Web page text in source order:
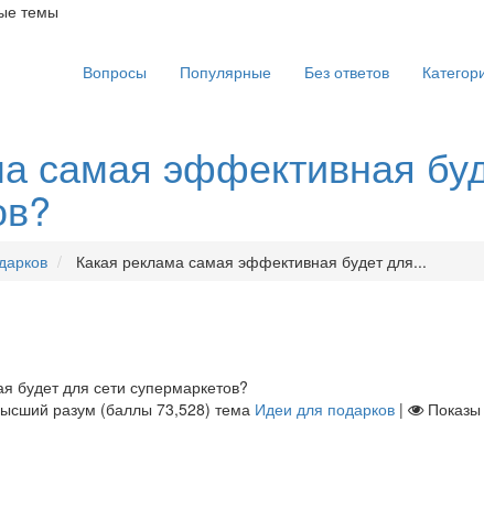
темы
Вопросы Популярные Без ответов
самая эффективная
Какая реклама самая эффективная будет для...
будет для сети супермаркетов?
разум (баллы 73,528) тема Идеи для подарков | Показы